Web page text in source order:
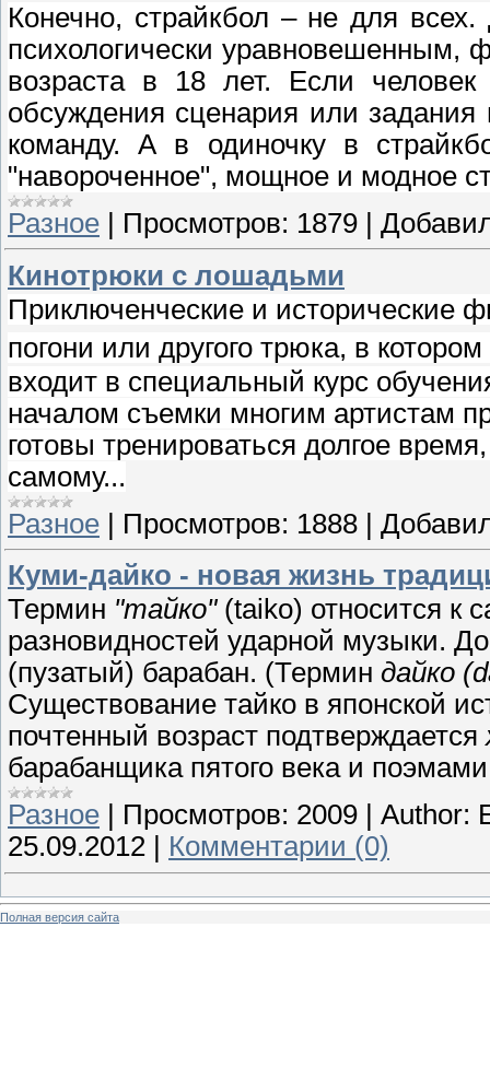
Конечно, страйкбол – не для
психологически уравновешенным,
возраста в 18 лет. Если
обсуждения сценария или задания
команду. А в одиночку в
"навороченное", мощное и модное
Разное
Просмотров: 1879
Кинотрюки с лошадьми
Приключенческие и исторические
погони или другого трюка, в
входит в специальный курс
началом съемки многим артистам
готовы тренироваться долгое
самому...
Разное | Просмотров: 1888 |
Куми-дайко - новая жизнь
Термин "тайко"(taiko) относится к
разновидностей ударной музыки.
(пузатый) барабан. (Термин дайко
Существование тайко в японской
почтенный возраст подтверждается
барабанщика пятого века и
Разное
Просмотров: 2009 Author:
25.09.2012
Комментарии (0)
Полная версия сайта